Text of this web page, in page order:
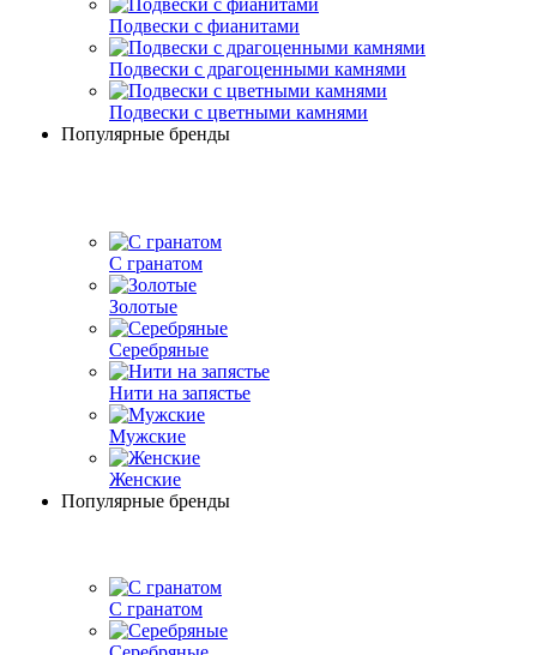
Подвески с фианитами
Подвески с драгоценными камнями
Подвески с цветными камнями
Популярные бренды
С гранатом
Золотые
Серебряные
Нити на запястье
Мужские
Женские
Популярные бренды
С гранатом